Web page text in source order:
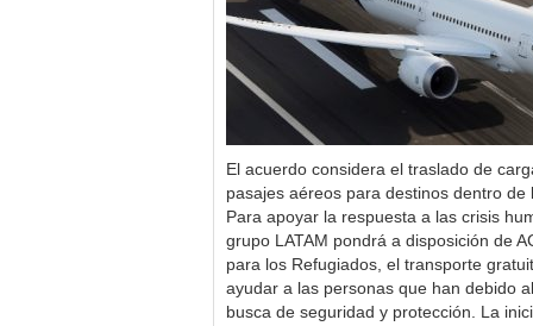
El acuerdo considera el traslado de
pasajes aéreos para destinos dentro de
Para apoyar la respuesta a las crisis
grupo LATAM pondrá a disposición de
para los Refugiados, el transporte
ayudar a las personas que han debido
busca de seguridad y protección. La